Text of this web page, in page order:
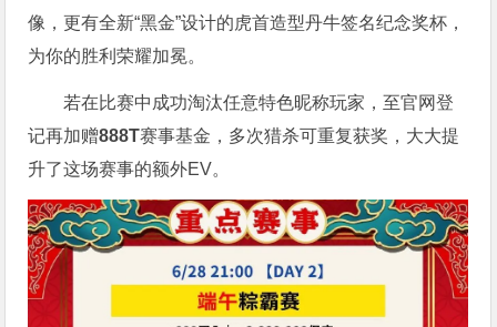
像，更有全新“黑金”设计的虎首造型丹牛签名纪念奖杯，
为你的胜利荣耀加冕。
若在比赛中成功淘汰任意特色昵称玩家，至官网登
记再加赠888T赛事基金，多次猎杀可重复获奖，大大提
升了这场赛事的额外EV。